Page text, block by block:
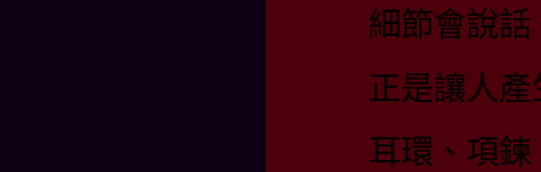
細節會說
正是讓人
耳環、項